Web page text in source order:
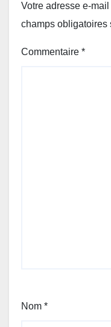
Votre adresse e-
champs obligatoires
Commentaire *
Nom *